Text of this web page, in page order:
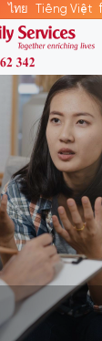
ไทย Tiếng Việt